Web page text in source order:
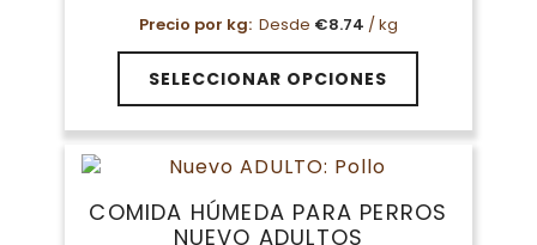
página
de
producto
precios:
desde
€6.39
hasta
Precio por kg: Desde €8.74 / kg
SELECCIONAR OPCIONES
Este
producto
tiene
múltiples
variantes.
opciones
COMIDA HÚMEDA PARA PERROS
NUEVO ADULTOS